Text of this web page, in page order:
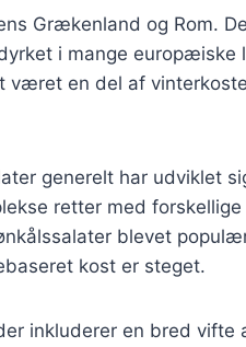
Grækenland og Rom.
i mange europæiske
været en del af
generelt har udviklet
retter med forskellige
blevet
kost er steget.
inkluderer en bred vifte